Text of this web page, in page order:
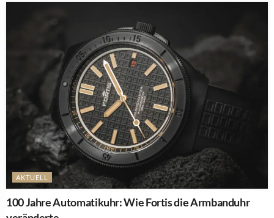
AKTUELL
100 Jahre Automatikuhr: Wie Fortis die Armbanduhr